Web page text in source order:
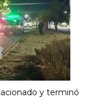
y terminó